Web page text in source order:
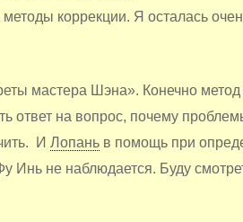
коррекции. Я осталась
мастера Шэна». Конечно метод
ответ на вопрос, почему
ИЛопань в помощь при
Инь не наблюдается. Буду